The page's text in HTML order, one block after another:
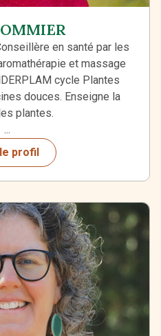
en santé par les
et massage
cycle Plantes
douces. Enseigne la
plantes.
...
profil